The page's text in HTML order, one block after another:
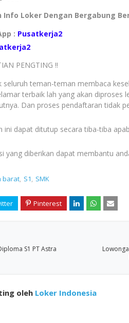
Info Loker Dengan Bergabung
: Pusatkerja2
PENGTING !!
seluruh teman-teman membaca
terbaik lah yang akan diproses
Dan proses pendaftaran tidak
ini dapat ditutup secara tiba-tiba
yang diberikan dapat membantu
barat S1 SMK
S1 PT Astra
oleh Loker Indonesia